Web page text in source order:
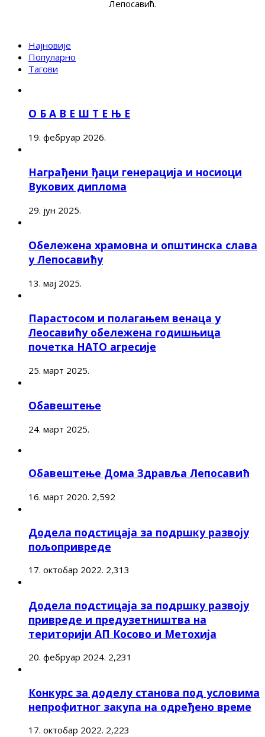
Лепосавић.
Најновије
Популарно
Тагови
О Б А В Е Ш Т Е Њ Е
19. фебруар 2026.
Награђени ђаци генерација и носиоци
Вукових диплома
29. јун 2025.
Обележена храмовна и општинска слава
у Лепосавићу
13. мај 2025.
Парастосом и полагањем венаца у
Леосавићу обележена годишњица
почетка НАТО агресије
25. март 2025.
Обавештење
24. март 2025.
Обавештење Дома Здравља Лепосавић
16. март 2020. 2,592
Додела подстицаја за подршку развоју
пољопривреде
17. октобар 2022. 2,313
Додела подстицаја за подршку развоју
привреде и предузетништва на
територији АП Косово и Метохија
20. фебруар 2024. 2,231
Конкурс за доделу станова под условима
непрофитног закупа на одређено време
17. октобар 2022. 2,223